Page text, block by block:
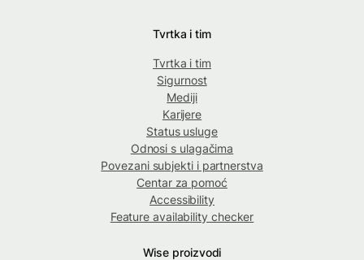
Tvrtka i tim
Tvrtka i tim
Sigurnost
Mediji
Karijere
Status usluge
Odnosi s ulagačima
Povezani subjekti i partnerstva
Centar za pomoć
Accessibility
Feature availability checker
Wise proizvodi